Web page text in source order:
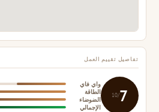
تفاصيل تقييم العمل
7
/10
واي فاي
الطاقة
الضوضاء
الإجمالي